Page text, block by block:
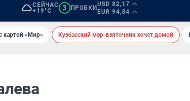
СЕЙЧАС
+19°C
3 ПРОБКИ
USD 82,17
EUR 94,84
картой «Мир» Кузбасский мэр-взяточник хочет домой